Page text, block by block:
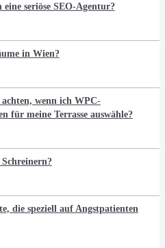
seriöse SEO-Agentur?
in Wien?
wenn ich WPC-
für meine Terrasse auswähle?
die speziell auf Angstpatienten